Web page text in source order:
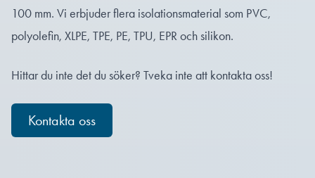
100 mm. Vi erbjuder flera isolationsmaterial som PVC,
polyolefin, XLPE, TPE, PE, TPU, EPR och silikon.
Hittar du inte det du söker? Tveka inte att kontakta oss!
Kontakta oss